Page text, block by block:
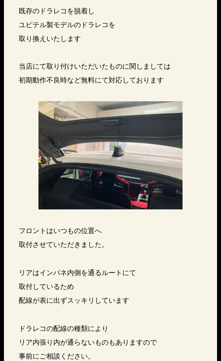
既存のドラレコを脱着し
ユピテル製モデルのドラレコを
取り換えいたします
当店にて取り付けいただいたものに関しましては
初期動作不良時など無料にて対応しております
フロントはいつもの位置へ
取付させていただきました。
リアはインパネ内側を通るルートにて
取付しているため
配線が表に出ずスッキリしています
ドラレコの配線の種類により
リア内張り内が通らないものもありますので
事前にご相談ください。